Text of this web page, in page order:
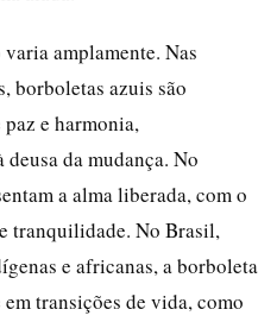
amplamente. Nas
borboletas azuis são
e harmonia,
da mudança. No
a alma liberada, com o
tranquilidade. No Brasil,
e africanas, a borboleta
transições de vida, como